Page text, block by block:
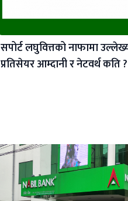
सपोर्ट लघुवित्तको नाफामा
प्रतिसेयर आम्दानी र नेटवर्थ कति ?